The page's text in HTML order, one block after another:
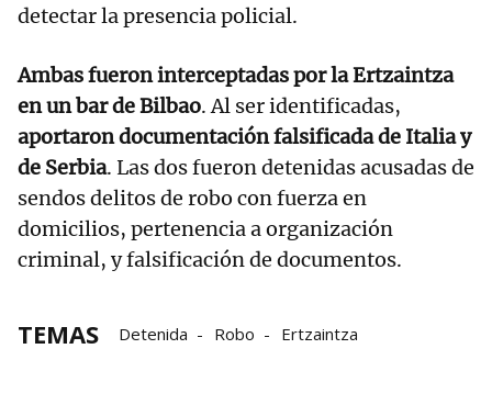
detectar la presencia policial.
Ambas fueron interceptadas por la Ertzaintza
en un bar de Bilbao. Al ser identificadas,
aportaron documentación falsificada de Italia y
de Serbia. Las dos fueron detenidas acusadas de
sendos delitos de robo con fuerza en
domicilios, pertenencia a organización
criminal, y falsificación de documentos.
TEMAS Detenida Robo Ertzaintza